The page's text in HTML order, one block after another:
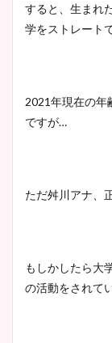
すると、生まれ
学をストレート
2021年現在の年
ですが…
ただ舛川アナ、
もしかしたら大
の活動をされて